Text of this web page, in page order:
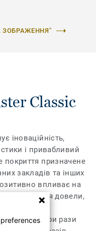
ЗОБРАЖЕННЯ"
Classic
іноваційність,
і привабливий
покриття призначене
закладів та інших
впливає на
Дослідження довели,
в чотири рази